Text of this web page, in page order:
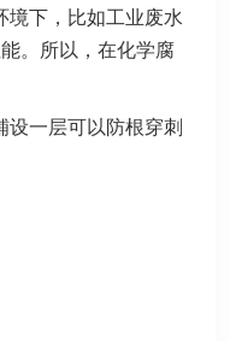
境下，比如工业废水
。所以，在化学腐
一层可以防根穿刺